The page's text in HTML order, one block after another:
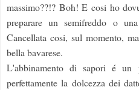
massimo??!? Boh! E cosi ho
preparare un semifreddo o
Cancellata cosi, sul momento,
bella bavarese.
L'abbinamento di sapori é un
perfettamente la dolcezza dei